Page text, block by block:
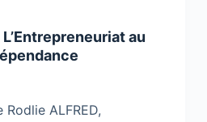
L’Entrepreneuriat au
ALFRED,